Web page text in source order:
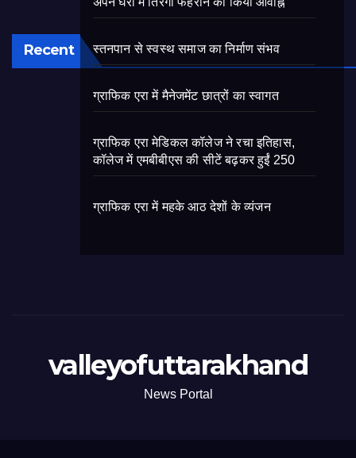
Recent स्तनपान से स्वस्थ समाज का निर्माण संभव
ग्राफिक एरा में मैनेजमेंट छात्रों का स्वागत
ग्राफिक एरा मेडिकल कॉलेज ने रचा इतिहास,
कॉलेज में एमबीबीएस की सीटें बढ़कर हुईं 250
ग्राफिक एरा में महके आठ देशों के व्यंजन
valleyofuttarakhand
News Portal